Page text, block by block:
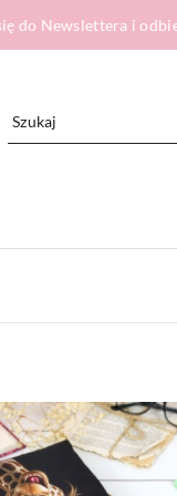
do Newslettera i